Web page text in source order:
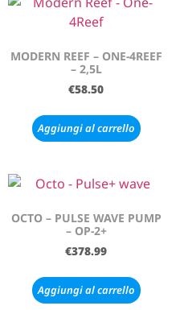
MODERN REEF – ONE-4REEF
– 2,5L
€58.50
Aggiungi al carrello
OCTO – PULSE WAVE PUMP
– OP-2+
€378.99
Aggiungi al carrello